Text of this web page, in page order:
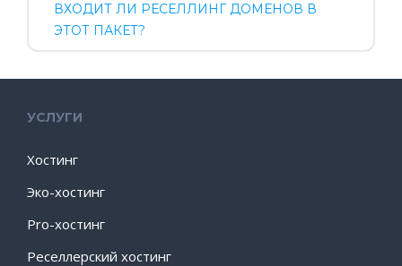
ВХОДИТ ЛИ РЕСЕЛЛИНГ ДОМЕНОВ В
ЭТОТ ПАКЕТ?
УСЛУГИ
Хостинг
Эко-хостинг
Pro-хостинг
Реселлерский хостинг